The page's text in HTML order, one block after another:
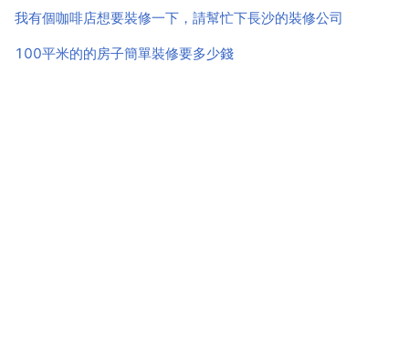
我有個咖啡店想要裝修一下，請幫忙下長沙的裝修公司
100平米的的房子簡單裝修要多少錢